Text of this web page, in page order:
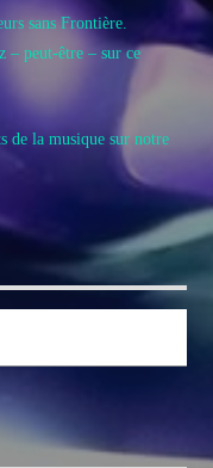
sans Frontière.
– peut-être – sur ce
de la musique sur notre